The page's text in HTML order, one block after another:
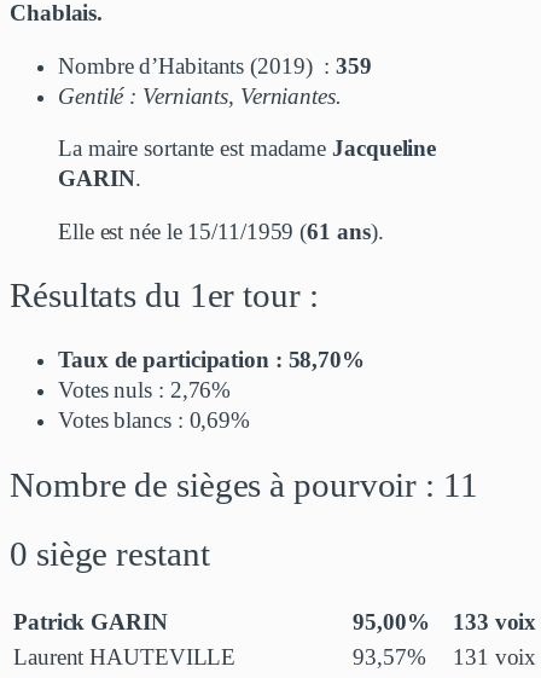
Chablais.
Nombre d’Habitants (2019) :359
Gentilé : Verniants, Verniantes.
La maire sortante est madame Jacqueline
GARIN.
Elle est née le 15/11/1959 (61 ans).
Résultats du 1er tour :
Taux de participation : 58,70%
Votes nuls : 2,76%
Votes blancs : 0,69%
Nombre de sièges à pourvoir : 11
0 siège restant
Patrick GARIN 95,00%
133 voix
Laurent HAUTEVILLE
93,57%
131 voix